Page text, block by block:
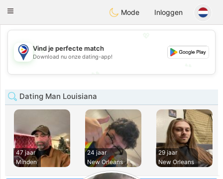
PhilippinesChat
Toggle
Mode Inloggen
💖
💕
Vind je perfecte match
Download nu onze dating-app!
Dating Man Louisiana
47 jaar
Minden
24 jaar
New Orleans
29 jaar
New Orleans